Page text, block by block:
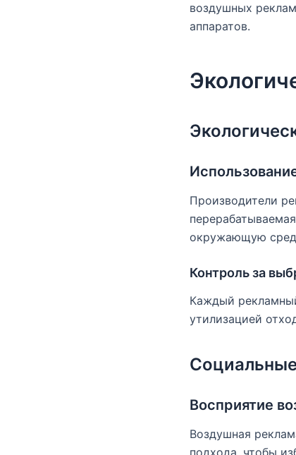
воздушных
аппаратов.
Производители
окружающую
Контроль за
Каждый
утилизацией
Восприятие
Воздушная
подхода, чтобы